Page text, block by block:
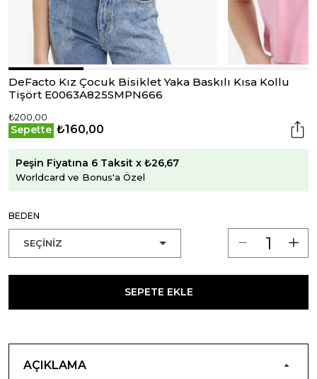
DeFacto Kız Çocuk Bisiklet Yaka Baskılı Kısa Kollu
Tişört E0063A825SMPN666
₺200,00
Sepette ₺160,00
Peşin Fiyatına 6 Taksit x ₺26,67
Worldcard ve Bonus'a Özel
BEDEN
SEPETE EKLE
AÇIKLAMA